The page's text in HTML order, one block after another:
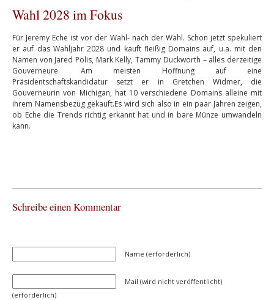
Wahl 2028 im Fokus
Für Jeremy Eche ist vor der Wahl- nach der Wahl. Schon jetzt spekuliert
er auf das Wahljahr 2028 und kauft fleißig Domains auf, u.a. mit den
Namen von Jared Polis, Mark Kelly, Tammy Duckworth – alles derzeitige
Gouverneure. Am meisten Hoffnung auf eine
Präsidentschaftskandidatur setzt er in Gretchen Widmer, die
Gouverneurin von Michigan, hat 10 verschiedene Domains alleine mit
ihrem Namensbezug gekauft.Es wird sich also in ein paar Jahren zeigen,
ob Eche die Trends richtig erkannt hat und in bare Münze umwandeln
kann.
Schreibe einen Kommentar
Name (erforderlich)
Mail (wird nicht veröffentlicht)
(erforderlich)